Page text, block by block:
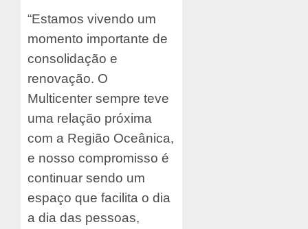
“Estamos vivendo um
momento importante de
consolidação e
renovação. O
Multicenter sempre teve
uma relação próxima
com a Região Oceânica,
e nosso compromisso é
continuar sendo um
espaço que facilita o dia
a dia das pessoas,